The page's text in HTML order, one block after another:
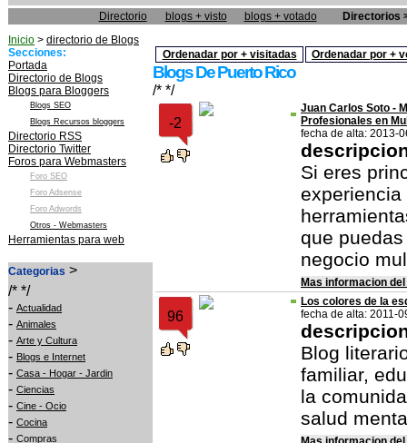
Directorio blogs + visto blogs + votado
Directorios
Inicio > directorio de Blogs
Secciones:
Portada
Directorio de Blogs
Blogs para Bloggers
Blogs SEO
Blogs Recursos bloggers
Directorio RSS
Directorio Twitter
Foros para Webmasters
Foro SEO
Foro Adsense
Foro Adwords
Otros - Webmasters
Herramientas para web
Categorias >
/* */
- Actualidad
- Animales
- Arte y Cultura
- Blogs e Internet
- Casa - Hogar - Jardin
- Ciencias
- Cine - Ocio
- Cocina
- Compras
Ordenadar por + visitadas Ordenadar por +
Blogs De Puerto Rico
/* */
-2
Juan Carlos Soto -
Profesionales en
fecha de alta: 2013-
Si eres
que
negocio
Mas informacion
96
Los colores de la
fecha de alta: 2011-
Blog
familiar,
la
salud